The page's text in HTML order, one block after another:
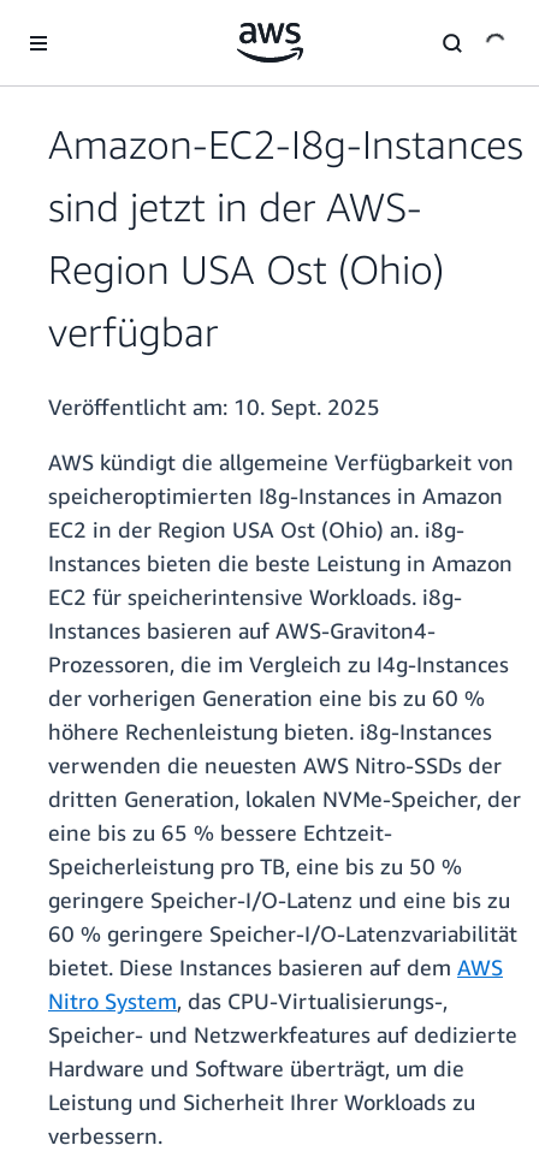
Überspringen zum Hauptinhalt
Amazon-EC2-I8g-Instances
sind jetzt in der AWS-
Region USA Ost (Ohio)
verfügbar
Veröffentlicht am: 10. Sept. 2025
AWS kündigt die allgemeine Verfügbarkeit von
speicheroptimierten I8g-Instances in Amazon
EC2 in der Region USA Ost (Ohio) an. i8g-
Instances bieten die beste Leistung in Amazon
EC2 für speicherintensive Workloads. i8g-
Instances basieren auf AWS-Graviton4-
Prozessoren, die im Vergleich zu I4g-Instances
der vorherigen Generation eine bis zu 60 %
höhere Rechenleistung bieten. i8g-Instances
verwenden die neuesten AWS Nitro-SSDs der
dritten Generation, lokalen NVMe-Speicher, der
eine bis zu 65 % bessere Echtzeit-
Speicherleistung pro TB, eine bis zu 50 %
geringere Speicher-I/O-Latenz und eine bis zu
60 % geringere Speicher-I/O-Latenzvariabilität
bietet. Diese Instances basieren auf dem AWS
Nitro System, das CPU-Virtualisierungs-,
Speicher- und Netzwerkfeatures auf dedizierte
Hardware und Software überträgt, um die
Leistung und Sicherheit Ihrer Workloads zu
verbessern.